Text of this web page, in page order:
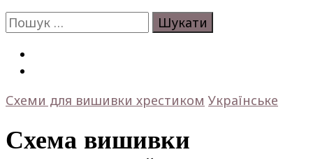
Пошук:
Схеми для вишивки хрестиком Українське
Схема вишивки